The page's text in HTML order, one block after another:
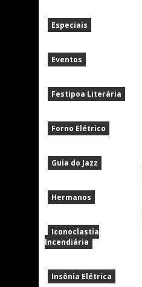
Especiais
Eventos
Festipoa Literária
Forno Elétrico
Guia do Jazz
Hermanos
Iconoclastia
Incendiária
Insônia Elétrica